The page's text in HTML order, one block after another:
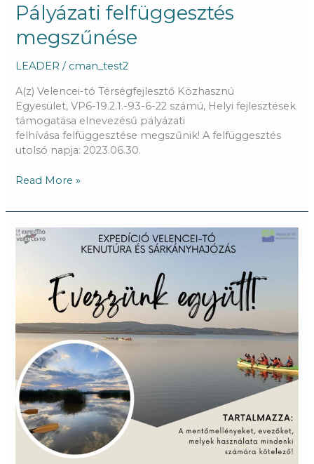
Pályázati felfüggesztés
megszűnése
LEADER / cman_test2
A(z) Velencei-tó Térségfejlesztő Közhasznú
Egyesület, VP6-19.2.1.-93-6-22 számú, Helyi fejlesztések
támogatása elnevezésű pályázati
felhívása felfüggesztése megszűnik! A felfüggesztés
utolsó napja: 2023.06.30.
Read More »
Evezzünk
együtt!